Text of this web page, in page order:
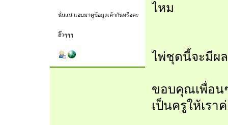
นั่นแน่ แอบมาดูข้อมูลเค้ากันหรือคะ
ฮิ๊วๆๆๆ
ไหม
ไพ่ชุดนี้จะมีผ
ขอบคุณเพื่อน
เป็นครูให้เรา